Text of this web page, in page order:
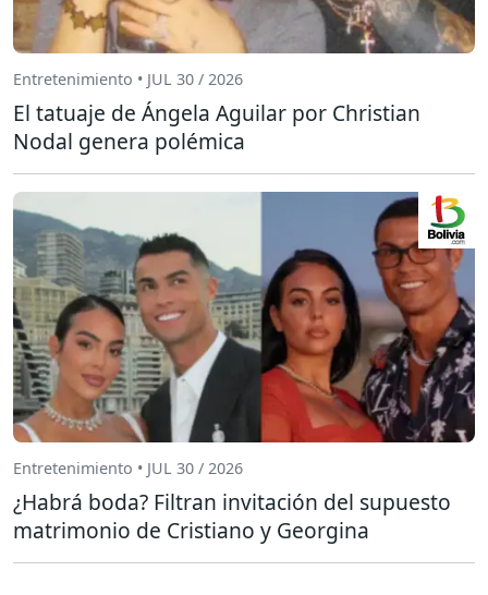
Entretenimiento • JUL 30 / 2026
El tatuaje de Ángela Aguilar por Christian
Nodal genera polémica
Entretenimiento • JUL 30 / 2026
¿Habrá boda? Filtran invitación del supuesto
matrimonio de Cristiano y Georgina